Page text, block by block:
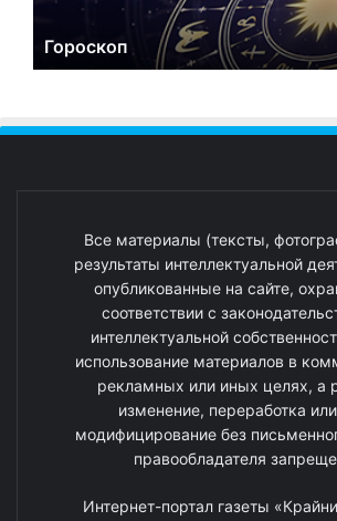
Гороскоп
Все материалы (тексты,
результаты интеллектуальной
опубликованные на сайте,
соответствии с
интеллектуальной
использование материалов в
рекламных или иных целях, а
изменение, переработка
модифицирование без
правообладателя
Интернет-портал газеты